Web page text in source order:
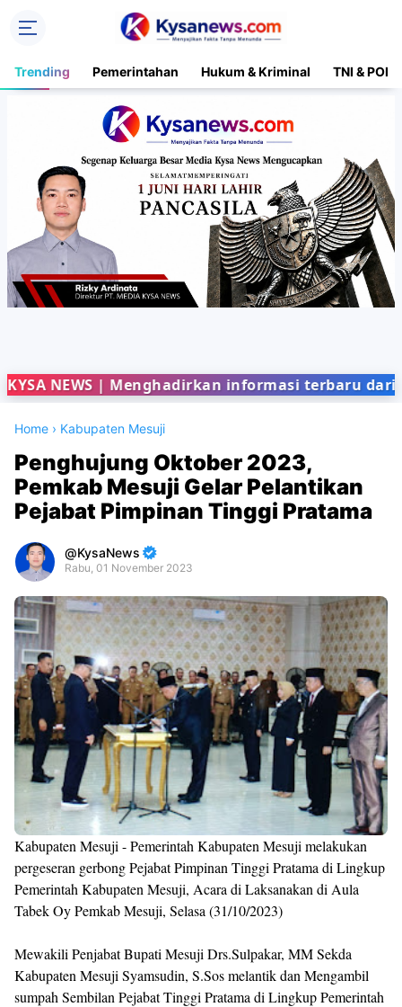
Trending Pemerintahan Hukum & Kriminal TNI &
| Menghadirkan informasi terbaru dari
Home › Kabupaten Mesuji
Penghujung Oktober 2023,
Pemkab Mesuji Gelar Pelantikan
Pejabat Pimpinan Tinggi Pratama
KysaNews
Rabu, 01 November 2023
Premium
By
Raushan
Design
With
Shroff
Templates
Kabupaten Mesuji - Pemerintah Kabupaten Mesuji melakukan
pergeseran gerbong Pejabat Pimpinan Tinggi Pratama di Lingkup
Pemerintah Kabupaten Mesuji, Acara di Laksanakan di Aula
Tabek Oy Pemkab Mesuji, Selasa (31/10/2023)
Mewakili Penjabat Bupati Mesuji Drs.Sulpakar, MM Sekda
Kabupaten Mesuji Syamsudin, S.Sos melantik dan Mengambil
sumpah Sembilan Pejabat Tinggi Pratama di Lingkup Pemerintah